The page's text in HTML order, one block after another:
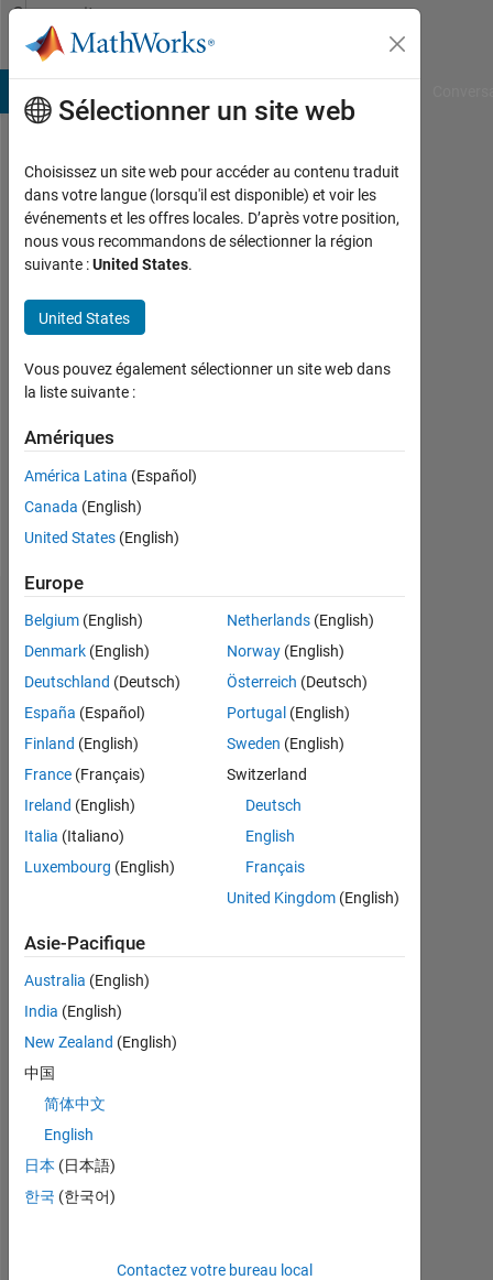
Passer au contenu
Community
Profile
Avihay
Actif
depuis
2015
Followers:
Following:
Follow
Message
Tableau de bord
Statistiques
MATLAB Answers
CONTRIBUTIONS
0
3
RANG
055
031
CONTRIBUTIONS
Sélectionner un site web
Choisissez un site web pour accéder au contenu traduit
dans votre langue (lorsqu'il est disponible) et voir les
événements et les offres locales. D’après votre position,
nous vous recommandons de sélectionner la région
suivante :United States.
United States
Vous pouvez également sélectionner un site web dans
la liste suivante :
Amériques
América Latina (Español)
Canada (English)
United States (English)
Europe
Belgium (English)
Denmark (English)
Deutschland (Deutsch)
España (Español)
Finland (English)
France (Français)
Ireland (English)
Italia (Italiano)
Luxembourg (English)
Netherlands(English)
Norway(English)
Österreich (Deutsch)
Portugal (English)
Sweden (English)
Switzerland
Deutsch
English
Français
United Kingdom(English)
Asie-Pacifique
Australia (English)
India (English)
New Zealand (English)
中国
简体中文
English
日本 (日本語)
한국 (한국어)
Contactez votre bureau local